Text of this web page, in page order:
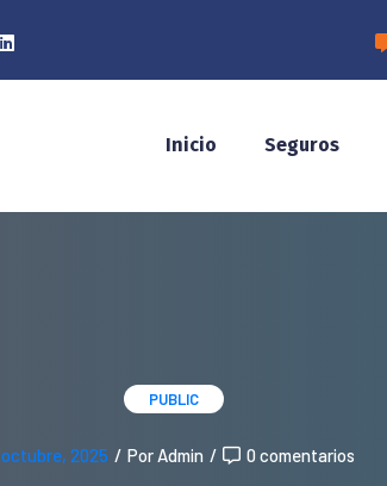
Inicio Seguros
PUBLIC
2025 / Por Admin / 0 comentarios